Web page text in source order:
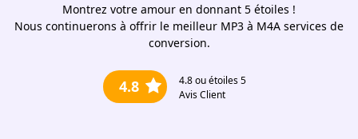
Montrez votre amour en donnant 5 étoiles !
Nous continuerons à offrir le meilleur MP3 à M4A services de
conversion.
4.8 4.8ou étoiles 5
Avis Client